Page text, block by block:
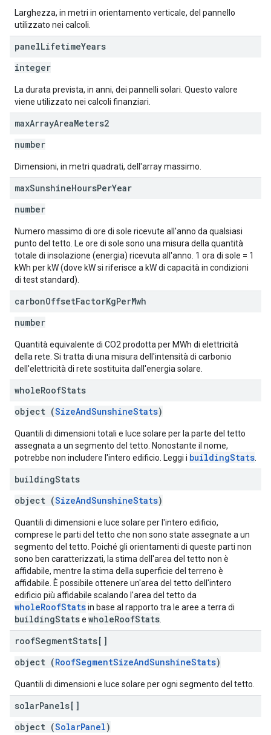
Larghezza, in metri in orientamento verticale, del pannello
utilizzato nei calcoli.
panelLifetimeYears
integer
La durata prevista, in anni, dei pannelli solari. Questo valore
viene utilizzato nei calcoli finanziari.
maxArrayAreaMeters2
number
Dimensioni, in metri quadrati, dell'array massimo.
maxSunshineHoursPerYear
number
Numero massimo di ore di sole ricevute all'anno da qualsiasi
punto del tetto. Le ore di sole sono una misura della quantità
totale di insolazione (energia) ricevuta all'anno. 1 ora di sole = 1
kWh per kW (dove kW si riferisce a kW di capacità in condizioni
di test standard).
carbonOffsetFactorKgPerMwh
number
Quantità equivalente di CO2 prodotta per MWh di elettricità
della rete. Si tratta di una misura dell'intensità di carbonio
dell'elettricità di rete sostituita dall'energia solare.
wholeRoofStats
object (SizeAndSunshineStats)
Quantili di dimensioni totali e luce solare per la parte del tetto
assegnata a un segmento del tetto. Nonostante il nome,
potrebbe non includere l'intero edificio. Leggi i buildingStats
buildingStats
object (SizeAndSunshineStats)
Quantili di dimensioni e luce solare per l'intero edificio,
comprese le parti del tetto che non sono state assegnate a un
segmento del tetto. Poiché gli orientamenti di queste parti non
sono ben caratterizzati, la stima dell'area del tetto non è
affidabile, mentre la stima della superficie del terreno è
affidabile. È possibile ottenere un'area del tetto dell'intero
edificio più affidabile scalando l'area del tetto da
wholeRoofStatsin base al rapporto tra le aree a terra di
buildingStatse wholeRoofStats
roofSegmentStats[]
object (RoofSegmentSizeAndSunshineStats)
Quantili di dimensioni e luce solare per ogni segmento del tetto.
solarPanels[]
object (SolarPanel)